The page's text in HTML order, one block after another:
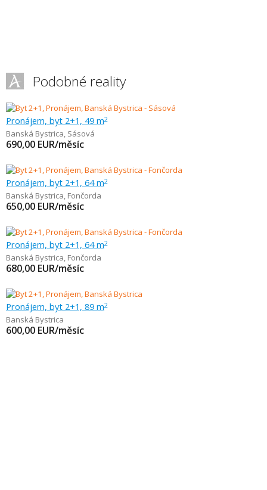
Podobné reality
Pronájem, byt 2+1, 49 m2
Banská Bystrica, Sásová
690,00 EUR/měsíc
Pronájem, byt 2+1, 64 m2
Banská Bystrica, Fončorda
650,00 EUR/měsíc
Pronájem, byt 2+1, 64 m2
Banská Bystrica, Fončorda
680,00 EUR/měsíc
Pronájem, byt 2+1, 89 m2
Banská Bystrica
600,00 EUR/měsíc